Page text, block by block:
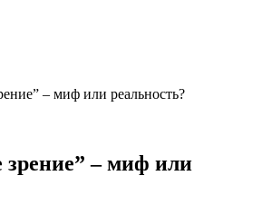
– миф или реальность?
зрение” – миф или